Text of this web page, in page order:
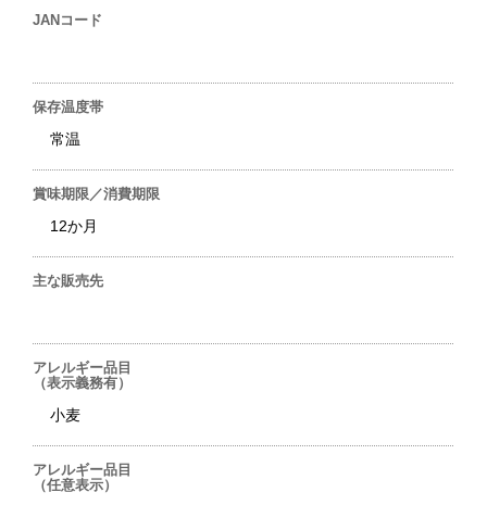
JANコード
保存温度帯
常温
賞味期限／消費期限
12か月
主な販売先
アレルギー品目
（表示義務有）
小麦
アレルギー品目
（任意表示）